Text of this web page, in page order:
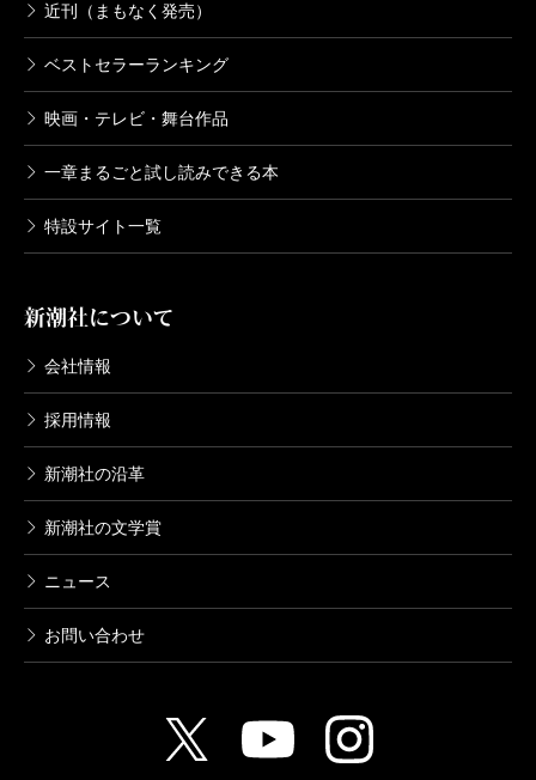
単行本刊行時掲載
近刊（まもなく発売）
ベストセラーランキング
映画・テレビ・舞台作品
一章まるごと試し読みできる本
特設サイト一覧
新潮社について
会社情報
採用情報
新潮社の沿革
新潮社の文学賞
ニュース
お問い合わせ